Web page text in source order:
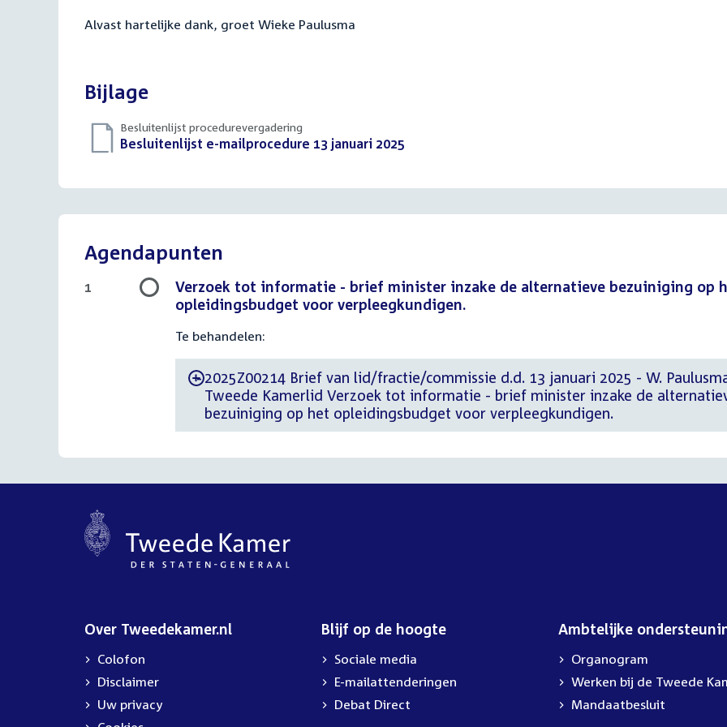
Alvast hartelijke dank, groet Wieke Paulusma
Bijlage
Besluitenlijst procedurevergadering
Download
Besluitenlijst e-mailprocedure 13 januari 2025
Agendapunten
Verzoek tot informatie - brief minister inzake de alternatieve bezuiniging op
opleidingsbudget voor verpleegkundigen.
Te behandelen:
-2025Z00214 Brief van lid/fractie/commissie d.d. 13 januari 2025 - W.
Tweede Kamerlid Verzoek tot informatie - brief minister inzake de
bezuiniging op het opleidingsbudget voor verpleegkundigen.
1
Over Tweedekamer.nl
Colofon
Disclaimer
Uw privacy
Blijf op de hoogte
Sociale media
E-mailattenderingen
Debat Direct
Ambtelijke
Organogram
External
link:
Werken bij de Tweede
Mandaatbesluit